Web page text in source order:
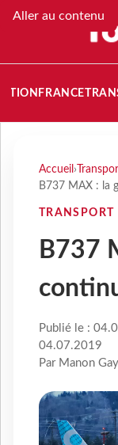
Aller au contenu
FRANCE
Accueil ›
B737 MAX : la
TRANSPORT
B737
Publié le :
04.07.2019
Par Manon